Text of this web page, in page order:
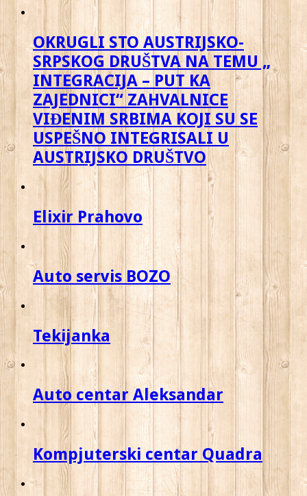
OKRUGLI STO AUSTRIJSKO-
SRPSKOG DRUŠTVA NA TEMU „
INTEGRACIJA – PUT KA
ZAJEDNICI“ ZAHVALNICE
VIĐENIM SRBIMA KOJI SU SE
USPEŠNO INTEGRISALI U
AUSTRIJSKO DRUŠTVO
Elixir Prahovo
Auto servis BOZO
Tekijanka
Auto centar Aleksandar
Kompjuterski centar Quadra